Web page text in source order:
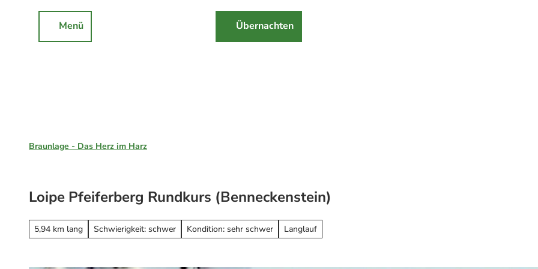
Menü
Sankt Andreasberg
Hohegeiß
Nationalpark Harz
Erleben
Alle Erlebnisse
Wandern
Übernachten
Braunlage - Das Herz im Harz
Loipe Pfeiferberg Rundkurs (Benneckenstein)
5,94 km lang Schwierigkeit: schwer Kondition: sehr schwer Langlauf